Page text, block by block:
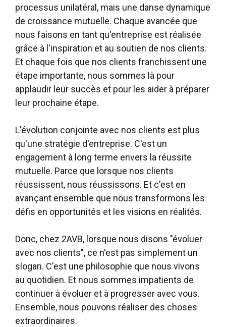
processus unilatéral, mais une danse dynamique
de croissance mutuelle. Chaque avancée que
nous faisons en tant qu'entreprise est réalisée
grâce à l'inspiration et au soutien de nos clients.
Et chaque fois que nos clients franchissent une
étape importante, nous sommes là pour
applaudir leur succès et pour les aider à préparer
leur prochaine étape.
L'évolution conjointe avec nos clients est plus
qu'une stratégie d'entreprise. C'est un
engagement à long terme envers la réussite
mutuelle. Parce que lorsque nos clients
réussissent, nous réussissons. Et c'est en
avançant ensemble que nous transformons les
défis en opportunités et les visions en réalités.
Donc, chez 2AVB, lorsque nous disons "évoluer
avec nos clients", ce n'est pas simplement un
slogan. C'est une philosophie que nous vivons
au quotidien. Et nous sommes impatients de
continuer à évoluer et à progresser avec vous.
Ensemble, nous pouvons réaliser des choses
extraordinaires.